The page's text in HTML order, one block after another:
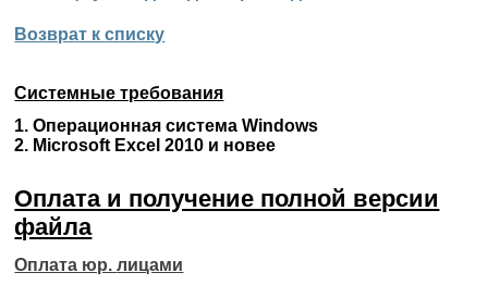
Возврат к списку
Системные требования
1. Операционная система Windows
2. Microsoft Excel 2010 и новее
Оплата и получение полной версии
файла
Оплата юр.лицами